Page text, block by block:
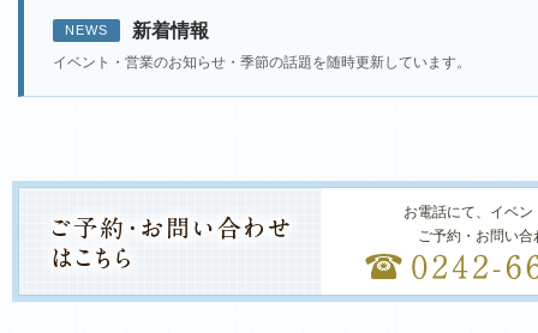
NEWS 新着情報
イベント・営業のお知らせ・季節の話題を随時更新しています。
お電話にて、イベ
ご予約・お問い